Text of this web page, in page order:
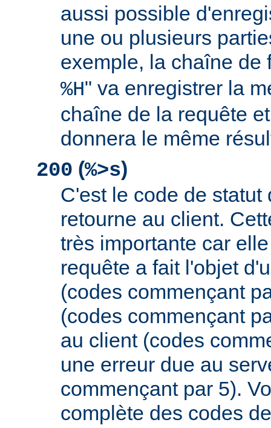
aussi possible
une ou plusieurs
exemple, la chaîne de
%H" va enregistrer la
chaîne de la requête
donnera le même
200 (%>s)
C'est le code de statut
retourne au client.
très importante car
requête a fait l'objet
(codes commençant
(codes commençant
au client (codes
une erreur due au
commençant par 5).
complète des codes